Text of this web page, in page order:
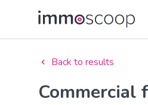
Back to results